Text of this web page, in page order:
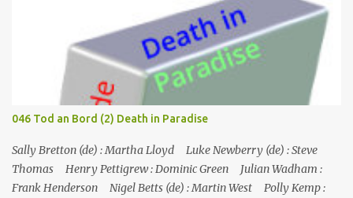
Inbetween Staffel 2 Nr. (St.) 10 Original­titel Nice Face Regie Nash
Edgerton Drehbuch Scott Ryan Erstaus­strahlung (FX) 14. Nov.
2019 Deutsch­sprachige Erstaus­strahlung (FOX Channel) 20. Okt.
2021 Alex überzeugt sie davon, dass er eine große Geldsumme
versteckt hat und verhandelt dafür sein Leben, und sie fahren los,
um es zu holen. Ursprung des Titels: Nachdem Ray am Auge
verletzt wurde und der Biker, mit dem er kämpft, ihm in die Nase
gebissen hat, sagt er "nettes Auge", und Ray antwortet mit "nettes
Gesicht". Ray Sho...
046 Tod an Bord (2) Death in Paradise
Sally Bretton (de) : Martha Lloyd Luke Newberry (de) : Steve
Thomas Henry Pettigrew : Dominic Green Julian Wadham :
Frank Henderson Nigel Betts (de) : Martin West Polly Kemp :